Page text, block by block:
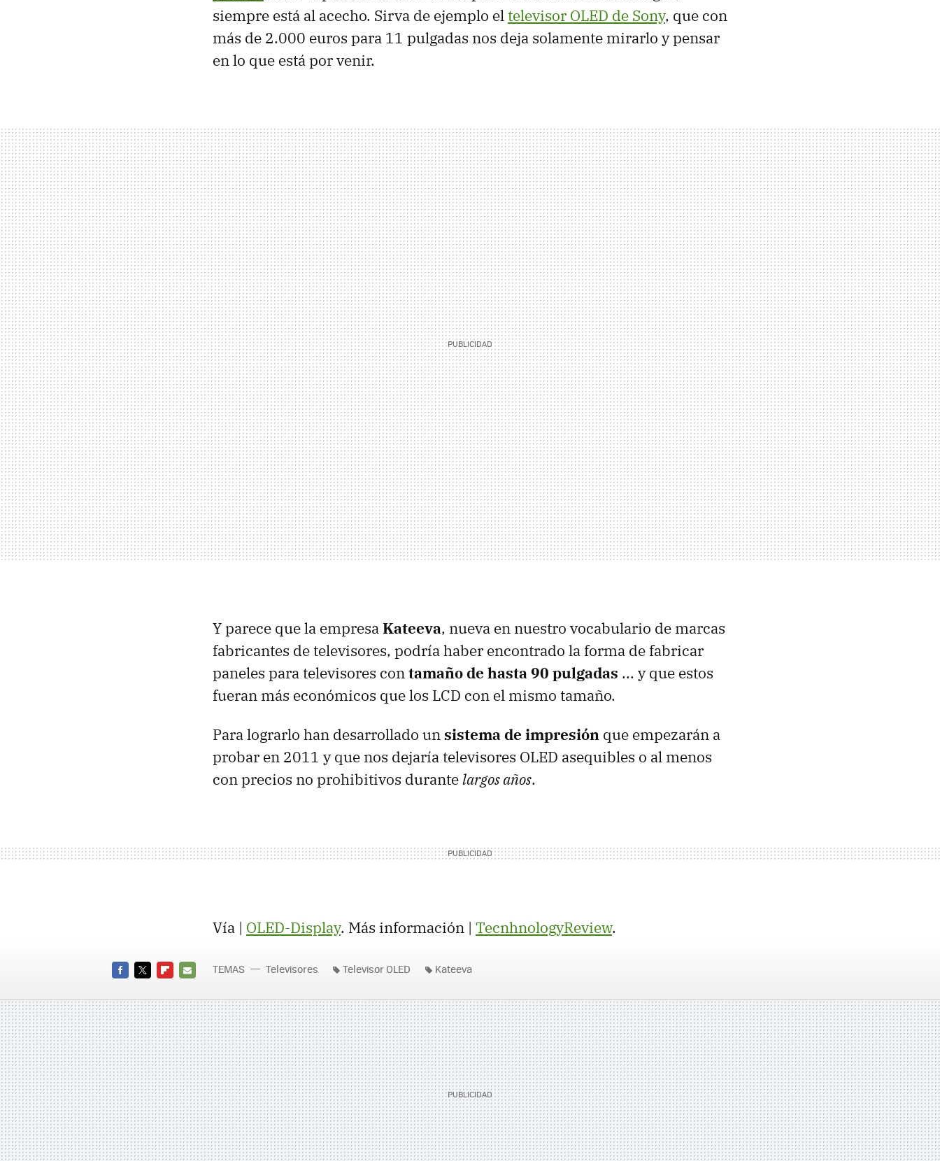
siempre está al acecho. Sirva de ejemplo eltelevisor OLED de Sony, que con
más de 2.000 euros para 11 pulgadas nos deja solamente mirarlo y pensar
en lo que está por venir.
Y parece que la empresaKateeva, nueva en nuestro vocabulario de marcas
fabricantes de televisores, podría haber encontrado la forma de fabricar
paneles para televisores contamaño de hasta 90 pulgadas ... y que estos
fueran más económicos que los LCD con el mismo tamaño.
Para lograrlo han desarrollado unsistema de impresión que empezarán a
probar en 2011 y que nos dejaría televisores OLED asequibles o al menos
con precios no prohibitivos durantelargos años.
Vía | OLED-Display. Más información | TecnhnologyReview.
MAIL
TEMAS Televisores Televisor OLED Kateeva